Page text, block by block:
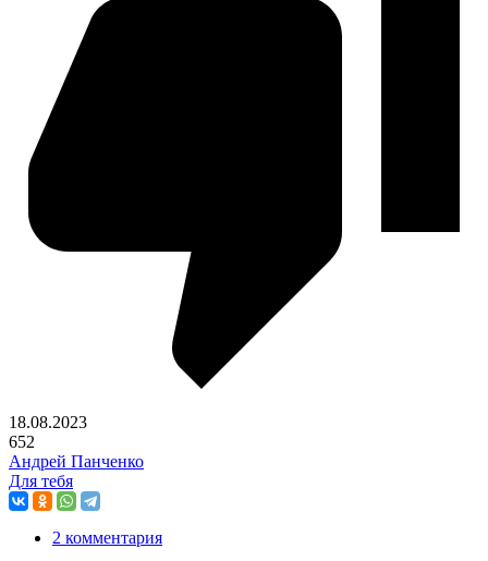
18.08.2023
652
Андрей Панченко
Для тебя
2 комментария